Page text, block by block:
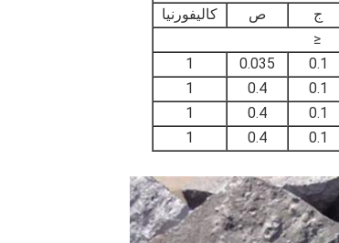
ج ص
كاليفورنيا
≤
0.1
0.035
1
0.1
0.4
1
0.1
0.4
1
0.1
0.4
1